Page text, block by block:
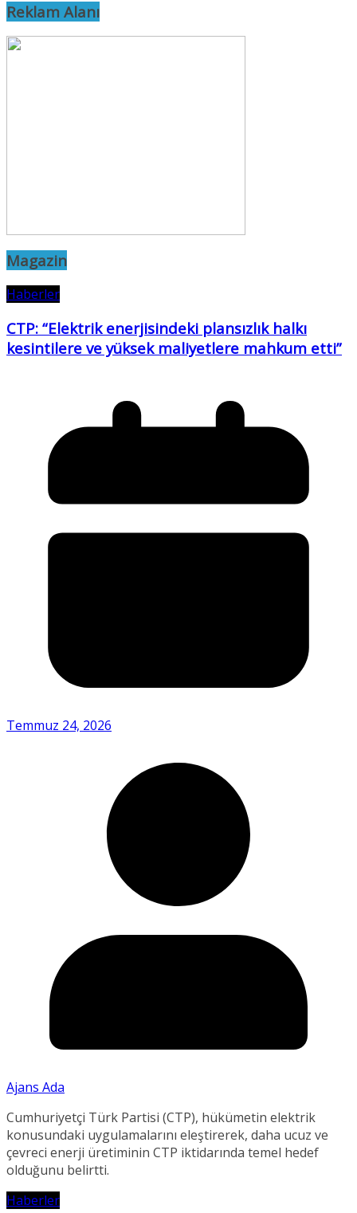
Reklam Alanı
Magazin
Haberler
CTP: “Elektrik enerjisindeki plansızlık halkı
kesintilere ve yüksek maliyetlere mahkum etti”
Temmuz 24, 2026
Ajans Ada
Cumhuriyetçi Türk Partisi (CTP), hükümetin elektrik
konusundaki uygulamalarını eleştirerek, daha ucuz ve
çevreci enerji üretiminin CTP iktidarında temel hedef
olduğunu belirtti.
Haberler